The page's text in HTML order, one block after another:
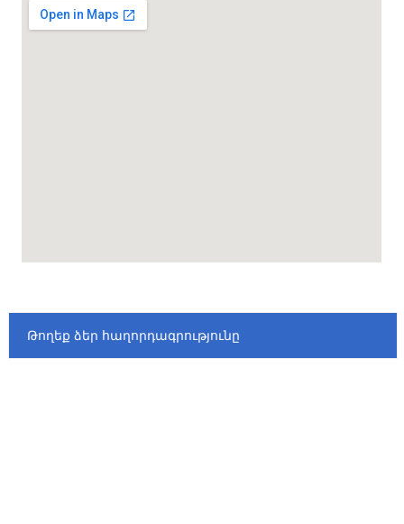
Թողեք ձեր հաղորդագրությունը